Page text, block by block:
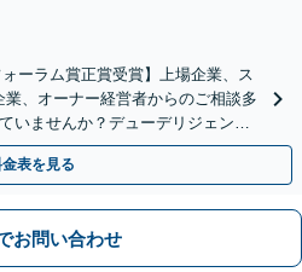
ーラム賞正賞受賞】上場企業、ス
、オーナー経営者からのご相談多
いませんか？デューデリジェンス
さい【初回無料】
表を見る
お問い合わせ